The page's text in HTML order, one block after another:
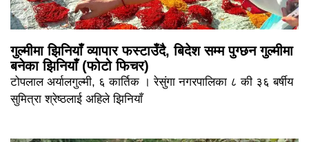
गुल्मीमा झिनियाँ व्यापार फस्टाउँदै, बिदेश सम्म पुग्छन गुल्मीमा
बनेका झिनियाँ (फोटो फिचर)
टोपलाल अर्यालगुल्मी, ६ कार्तिक । रेसुंगा नगरपालिका ८ की ३६ बर्षीय
सुमित्रा श्रेष्ठलाई अहिले झिनियाँ